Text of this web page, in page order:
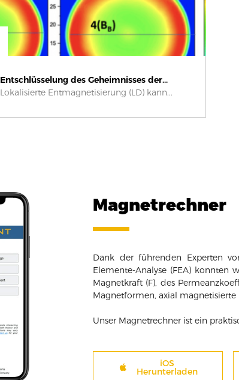
Entschlüsselung des Geheimnisses der...
Lokalisierte Entmagnetisierung (LD) kann...
Magnetrechner
Dank der führenden Experten
Elemente-Analyse (FEA)
Magnetkraft (F), des
Magnetformen, axial
Unser Magnetrechner ist ein
iOS
Herunterladen